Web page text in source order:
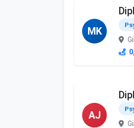
MK
AJ